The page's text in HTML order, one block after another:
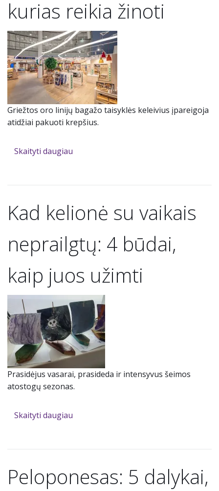
kurias reikia žinoti
Griežtos oro linijų bagažo taisyklės keleivius įpareigoja
atidžiai pakuoti krepšius.
Skaityti daugiau
Kad kelionė su vaikais
neprailgtų: 4 būdai,
kaip juos užimti
Prasidėjus vasarai, prasideda ir intensyvus šeimos
atostogų sezonas.
Skaityti daugiau
Peloponesas: 5 dalykai,